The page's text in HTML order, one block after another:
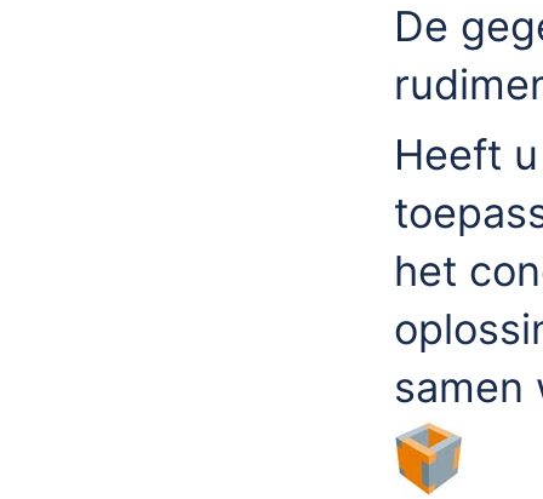
De
Heeft
het
samen